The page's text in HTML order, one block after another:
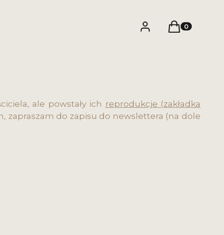
Zaloguj sięProdukty w
Koszyk
ale powstały ich reprodukcje (zakładka
zapraszam do zapisu do newslettera (na dole